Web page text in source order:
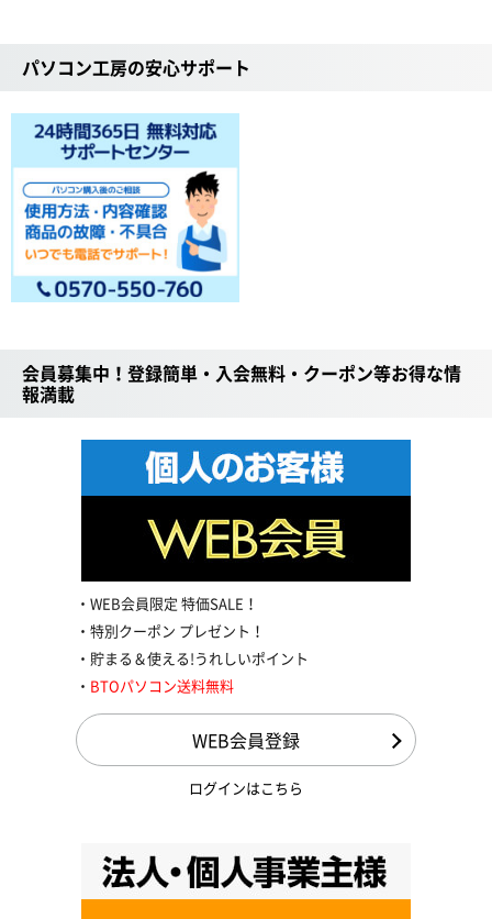
パソコン工房の安心サポート
会員募集中！登録簡単・入会無料・クーポン等お得な情
報満載
WEB会員限定 特価SALE！
特別クーポン プレゼント！
貯まる＆使える!うれしいポイント
BTOパソコン送料無料
WEB会員登録
ログインはこちら